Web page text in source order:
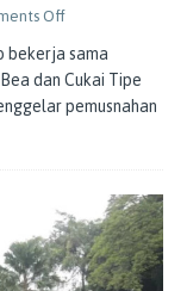
Off
bekerja sama
dan Cukai Tipe
pemusnahan